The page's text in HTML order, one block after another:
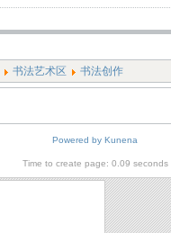
书法艺术区 书法创作
Powered by Kunena
Time to create page: 0.09 seconds